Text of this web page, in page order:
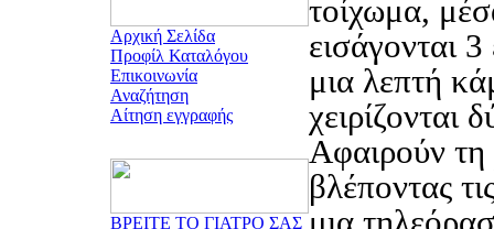
Αρχική Σελίδα
Προφίλ Καταλόγου
Επικοινωνία
Αναζήτηση
Αίτηση εγγραφής
ΒΡΕΙΤΕ ΤΟ ΓΙΑΤΡΟ ΣΑΣ
τοίχωμα,
εισάγονται 3
μια λεπτή
χειρίζονται
Αφαιρούν
βλέποντας